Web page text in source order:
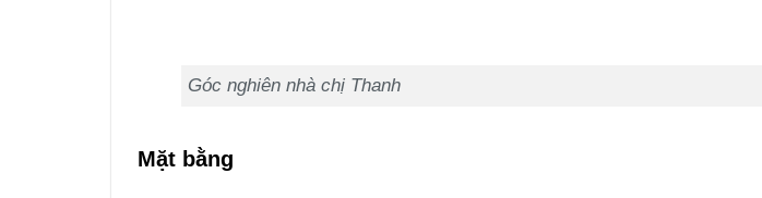
Góc nghiên nhà chị Thanh
Mặt bằng